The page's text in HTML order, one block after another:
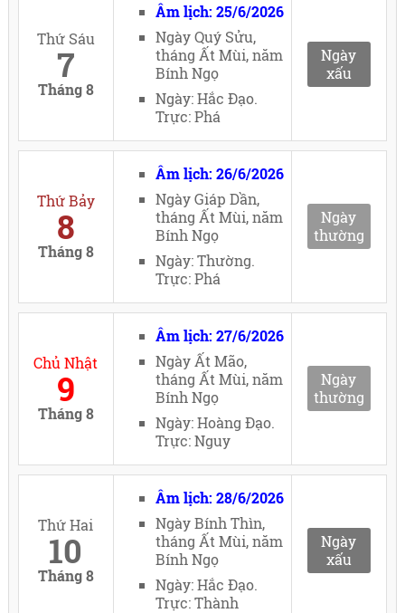
Thứ Sáu
7
Tháng 8
Âm lịch: 25/6/2026
Ngày Quý Sửu,
tháng Ất Mùi, năm
Bính Ngọ
Ngày: Hắc Đạo.
Trực: Phá
Ngày
xấu
Thứ Bảy
8
Tháng 8
Âm lịch: 26/6/2026
Ngày Giáp Dần,
tháng Ất Mùi, năm
Bính Ngọ
Ngày: Thường.
Trực: Phá
Ngày
thường
Chủ Nhật
9
Tháng 8
Âm lịch: 27/6/2026
Ngày Ất Mão,
tháng Ất Mùi, năm
Bính Ngọ
Ngày: Hoàng Đạo.
Trực: Nguy
Ngày
thường
Thứ Hai
10
Tháng 8
Âm lịch: 28/6/2026
Ngày Bính Thìn,
tháng Ất Mùi, năm
Bính Ngọ
Ngày: Hắc Đạo.
Trực: Thành
Ngày
xấu